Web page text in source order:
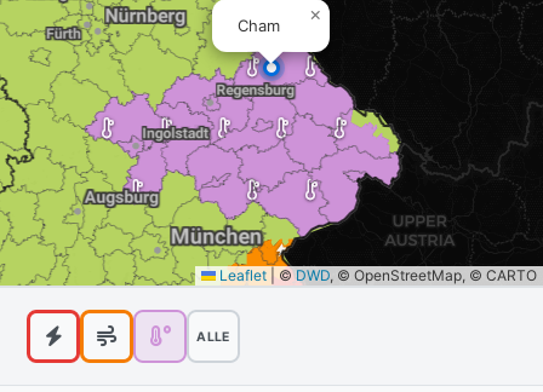
Cham ×
Leaflet ©DWD, © OpenStreetMap, © CARTO
ALLE